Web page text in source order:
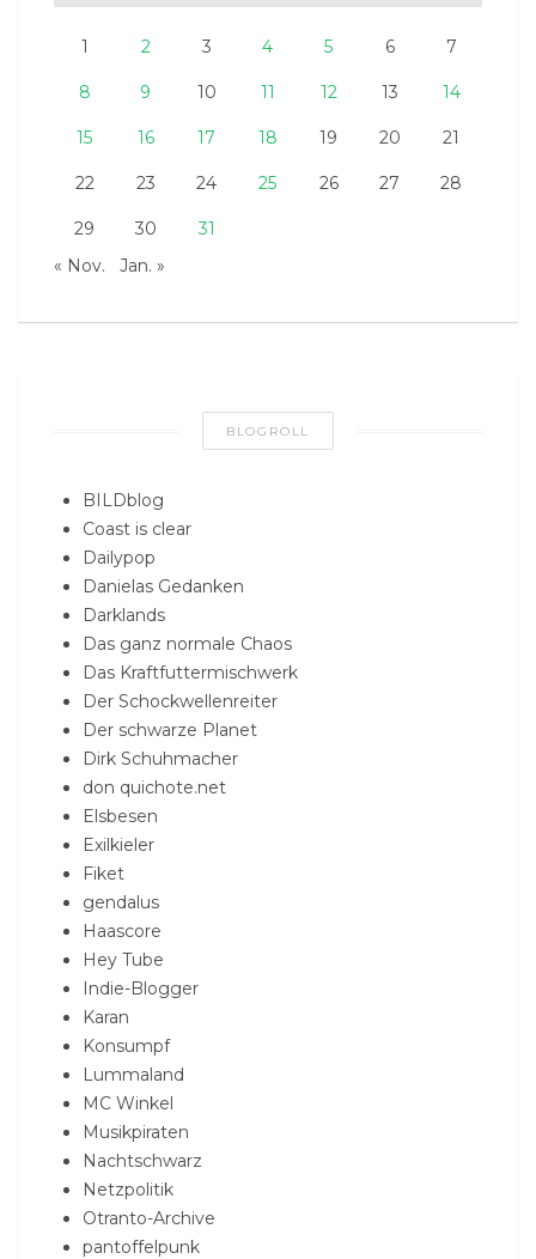
1 2 3 4 5 6 7
8 9 10 11 12 13 14
15 16 17 18 19 20 21
22 23 24 25 26 27 28
29 30
31
« Nov.
Jan. »
BLOGROLL
BILDblog
Coast is clear
Dailypop
Danielas Gedanken
Darklands
Das ganz normale Chaos
Das Kraftfuttermischwerk
Der Schockwellenreiter
Der schwarze Planet
Dirk Schuhmacher
don quichote.net
Elsbesen
Exilkieler
Fiket
gendalus
Haascore
Hey Tube
Indie-Blogger
Karan
Konsumpf
Lummaland
MC Winkel
Musikpiraten
Nachtschwarz
Netzpolitik
Otranto-Archive
pantoffelpunk